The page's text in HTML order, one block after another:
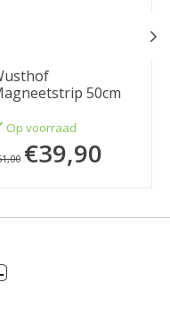
50cm
Op voorraad
€39,90